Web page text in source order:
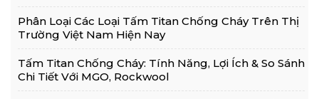
Phân Loại Các Loại Tấm Titan Chống Cháy Trên Thị
Trường Việt Nam Hiện Nay
Tấm Titan Chống Cháy: Tính Năng, Lợi Ích & So Sánh
Chi Tiết Với MGO, Rockwool